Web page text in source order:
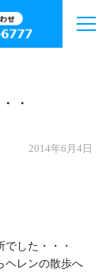
・
2014年6月4日
した・・・
ヘレンの散歩へ